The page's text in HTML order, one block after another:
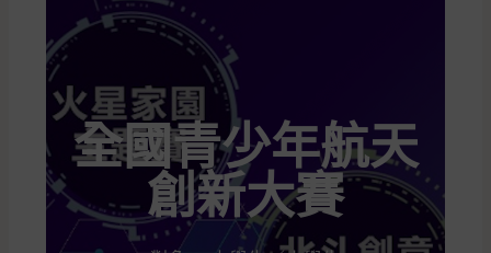
全國青少年航天
創新大賽